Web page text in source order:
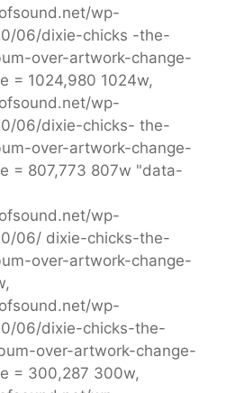
wp-
06/dixie-chicks -the-
over-artwork-change-
= 1024,980 1024w,
wp-
06/dixie-chicks- the-
over-artwork-change-
= 807,773 807w "data-
wp-
06/ dixie-chicks-the-
over-artwork-change-
wp-
06/dixie-chicks-the-
over-artwork-change-
= 300,287 300w,